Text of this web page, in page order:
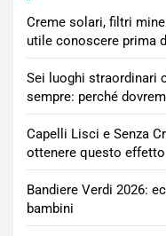
Creme solari, filtri
utile conoscere prima
Sei luoghi straordinari
sempre: perché
Capelli Lisci e Senza
ottenere questo effetto
Bandiere Verdi 2026:
bambini